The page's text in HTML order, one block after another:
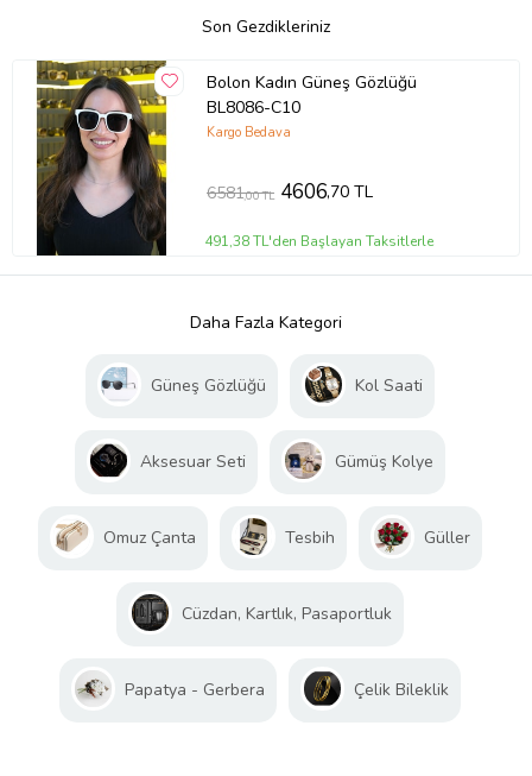
Son Gezdikleriniz
Bolon Kadın Güneş Gözlüğü
BL8086-C10
Kargo Bedava
6581,00 TL 4606,70 TL
491,38 TL'den Başlayan Taksitlerle
Daha Fazla Kategori
Güneş Gözlüğü Kol Saati
Aksesuar Seti Gümüş Kolye
Omuz Çanta Tesbih Güller
Cüzdan, Kartlık, Pasaportluk
Papatya - Gerbera Çelik Bileklik